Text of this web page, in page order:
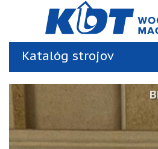
Katalóg strojov